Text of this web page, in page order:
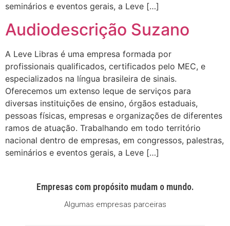
seminários e eventos gerais, a Leve […]
Audiodescrição Suzano
A Leve Libras é uma empresa formada por
profissionais qualificados, certificados pelo MEC, e
especializados na língua brasileira de sinais.
Oferecemos um extenso leque de serviços para
diversas instituições de ensino, órgãos estaduais,
pessoas físicas, empresas e organizações de diferentes
ramos de atuação. Trabalhando em todo território
nacional dentro de empresas, em congressos, palestras,
seminários e eventos gerais, a Leve […]
Empresas com propósito mudam o mundo.
Algumas empresas parceiras